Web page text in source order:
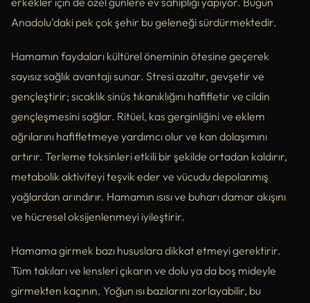
Anadolu’daki pek çok şehir bu geleneği sürdürmektedir.
Hamamın faydaları kültürel öneminin ötesine geçerek
sayısız sağlık avantajı sunar. Stresi azaltır, gevşetir ve
gençleştirir; sıcaklık sinüs tıkanıklığını hafifletir ve cildin
gençleşmesini sağlar. Ritüel, kas gerginliğini ve eklem
ağrılarını hafifletmeye yardımcı olur ve kan dolaşımını
artırır. Terleme toksinleri etkili bir şekilde ortadan kaldırır,
metabolik aktiviteyi teşvik eder ve vücudu depolanmış
yağlardan arındırır. Hamamın ısısı ve buharı damar akışını
ve hücresel oksijenlenmeyi iyileştirir.
Hamama girmek bazı hususlara dikkat etmeyi gerektirir.
Tüm takıları ve lensleri çıkarın ve dolu ya da boş mideyle
girmekten kaçının. Yoğun ısı bazılarını zorlayabilir, bu